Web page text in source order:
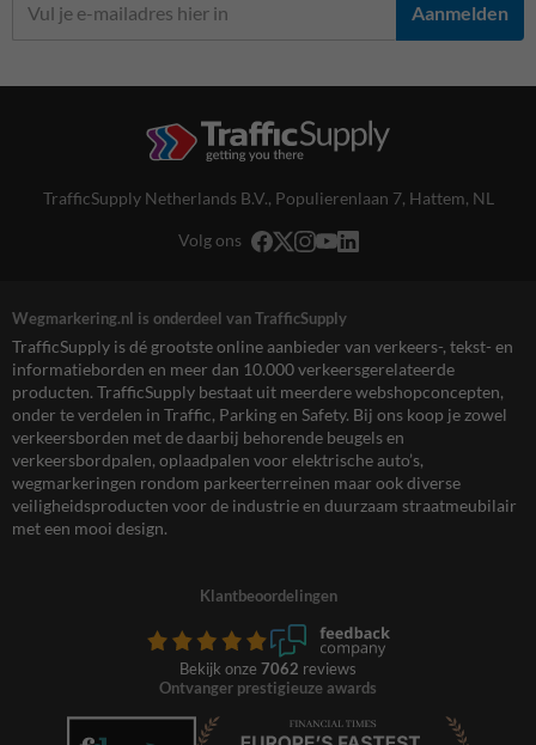
Aanmelden
TrafficSupply Netherlands B.V., Populierenlaan 7, Hattem, NL
Volg ons
Wegmarkering.nl is onderdeel van TrafficSupply
TrafficSupply is dé grootste online aanbieder van verkeers-, tekst- en
informatieborden en meer dan 10.000 verkeersgerelateerde
producten. TrafficSupply bestaat uit meerdere webshopconcepten,
onder te verdelen in Traffic, Parking en Safety. Bij ons koop je zowel
verkeersborden met de daarbij behorende beugels en
verkeersbordpalen, oplaadpalen voor elektrische auto’s,
wegmarkeringen rondom parkeerterreinen maar ook diverse
veiligheidsproducten voor de industrie en duurzaam straatmeubilair
met een mooi design.
Klantbeoordelingen
Bekijk onze 7062 reviews
Ontvanger prestigieuze awards